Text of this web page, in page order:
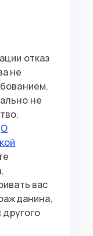
отказ
не
не
О
вас
другого